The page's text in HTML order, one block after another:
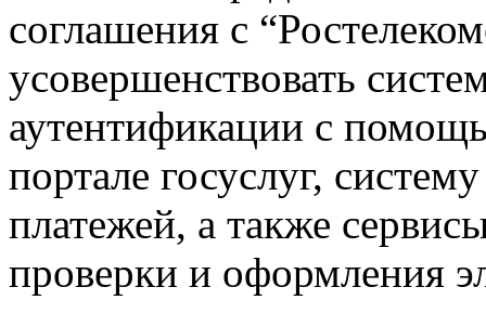
соглашения с
усовершенствовать
аутентификации с
портале госуслуг,
платежей, а также
проверки и оформления